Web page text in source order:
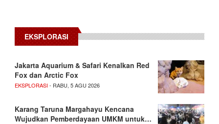
EKSPLORASI
Jakarta Aquarium & Safari Kenalkan Red
Fox dan Arctic Fox
EKSPLORASI- RABU, 5 AGU 2026
Karang Taruna Margahayu Kencana
Wujudkan Pemberdayaan UMKM untuk…